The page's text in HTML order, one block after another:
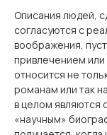
Описания людей,
согласуются с
воображения,
привлече­нием или
относится не
романам или так
в целом являются
«научным»